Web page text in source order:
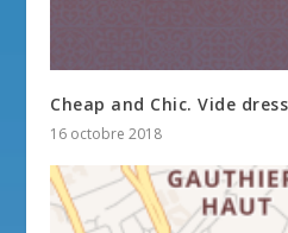
Cheap and Chic. Vide
16 octobre 2018